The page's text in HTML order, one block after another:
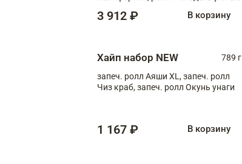
запеч. ролл Моцарелломания, ролл
3 912 ₽ В корзину
Хайп набор NEW
789 г
запеч. ролл Аяши XL, запеч. ролл
Чиз краб, запеч. ролл Окунь унаги
1 167 ₽ В корзину